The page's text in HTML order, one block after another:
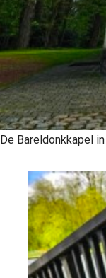
De Bareldonkkapel